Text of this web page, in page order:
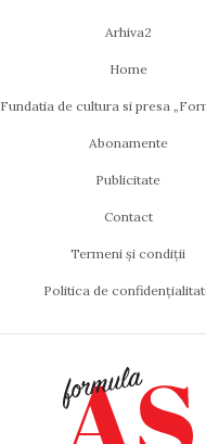
Arhiva2
Home
Fundatia de cultura si presa
Abonamente
Publicitate
Contact
Termeni și condiții
Politica de